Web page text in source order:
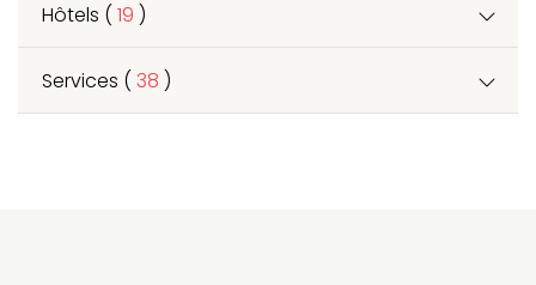
Hôtels ( 19 )
Services ( 38 )